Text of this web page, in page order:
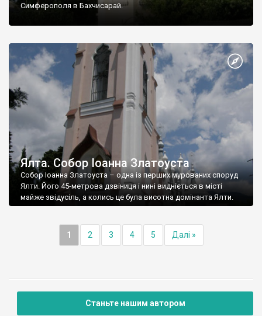
Симферополя в Бахчисарай.
Ялта. Собор Іоанна Златоуста
Собор Іоанна Златоуста – одна із перших мурованих споруд
Ялти. Його 45-метрова дзвіниця і нині видніється в місті
майже звідусіль, а колись це була висотна домінанта Ялти.
1 2 3 4 5 Далі »
Станьте нашим автором